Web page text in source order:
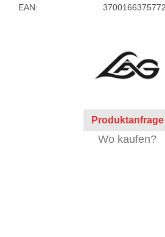
EAN:
3700166375772
Produktanfrage
Wo kaufen?